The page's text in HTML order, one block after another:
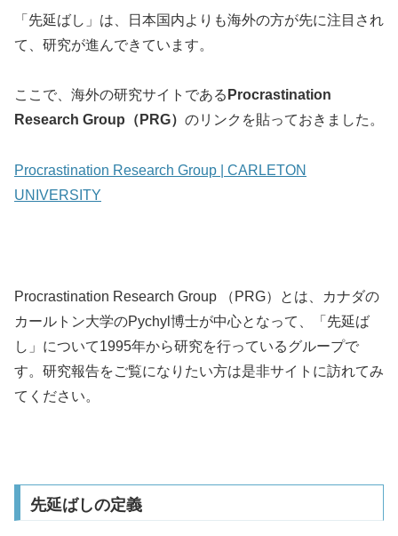
「先延ばし」は、日本国内よりも海外の方が先に注目され
て、研究が進んできています。
ここで、海外の研究サイトである Procrastination
Research Group（PRG） のリンクを貼っておきました。
Procrastination Research Group | CARLETON
UNIVERSITY
Procrastination Research Group （PRG）とは、カナダの
カールトン大学のPychyl博士が中心となって、「先延ば
し」について1995年から研究を行っているグループで
す。研究報告をご覧になりたい方は是非サイトに訪れてみ
てください。
先延ばしの定義